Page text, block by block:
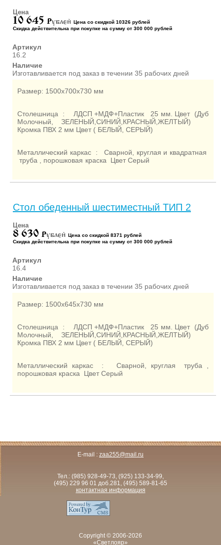
Цена
10 645 Pублей Цена со скидкой 10326 рублей
Скидка действительна при покупке на сумму от 300 000 рублей
Артикул
16.2
Наличие
Изготавливается под заказ в течении 35 рабочих дней
Размер: 1500х700х730 мм
Столешница : ЛДСП +МДФ+Пластик 25 мм. Цвет (Дуб
Молочный, ЗЕЛЕНЫЙ,СИНИЙ,КРАСНЫЙ,ЖЕЛТЫЙ)
Кромка ПВХ 2 мм Цвет ( БЕЛЫЙ, СЕРЫЙ)
Металлический каркас : Сварной, круглая и квадратная
труба , порошковая краска Цвет Серый
Стол обеденный шестиместный ТИП 2
Цена
8 630 Pублей Цена со скидкой 8371 рублей
Скидка действительна при покупке на сумму от 300 000 рублей
Артикул
16.4
Наличие
Изготавливается под заказ в течении 35 рабочих дней
Размер: 1500х645х730 мм
Столешница : ЛДСП +МДФ+Пластик 25 мм. Цвет (Дуб
Молочный, ЗЕЛЕНЫЙ,СИНИЙ,КРАСНЫЙ,ЖЕЛТЫЙ)
Кромка ПВХ 2 мм Цвет ( БЕЛЫЙ, СЕРЫЙ)
Металлический каркас : Сварной, круглая труба ,
порошковая краска Цвет Серый
E-mail : zaa255@mail.ru
Тел.: (985) 928-49-73, (925) 133-34-99,
(495) 229 96 01 доб.281, (495) 589-81-65
контактная информация
Copyright © 2006-2026
«Светлояр»